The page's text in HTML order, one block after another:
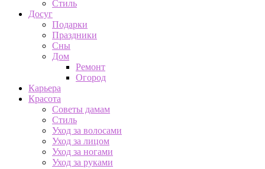
Стиль
Досуг
Подарки
Праздники
Сны
Дом
Ремонт
Огород
Карьера
Красота
Советы дамам
Стиль
Уход за волосами
Уход за лицом
Уход за ногами
Уход за руками